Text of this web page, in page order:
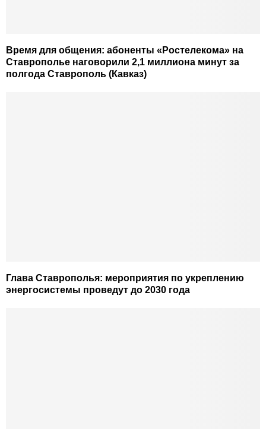
Время для общения: абоненты «Ростелекома» на
Ставрополье наговорили 2,1 миллиона минут за
полгода Ставрополь (Кавказ)
Глава Ставрополья: мероприятия по укреплению
энергосистемы проведут до 2030 года